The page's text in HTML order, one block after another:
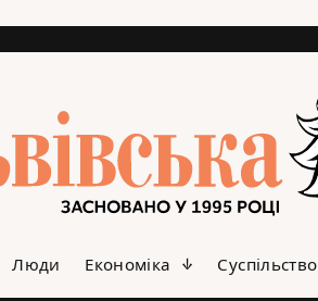
Люди Економіка Суспільство